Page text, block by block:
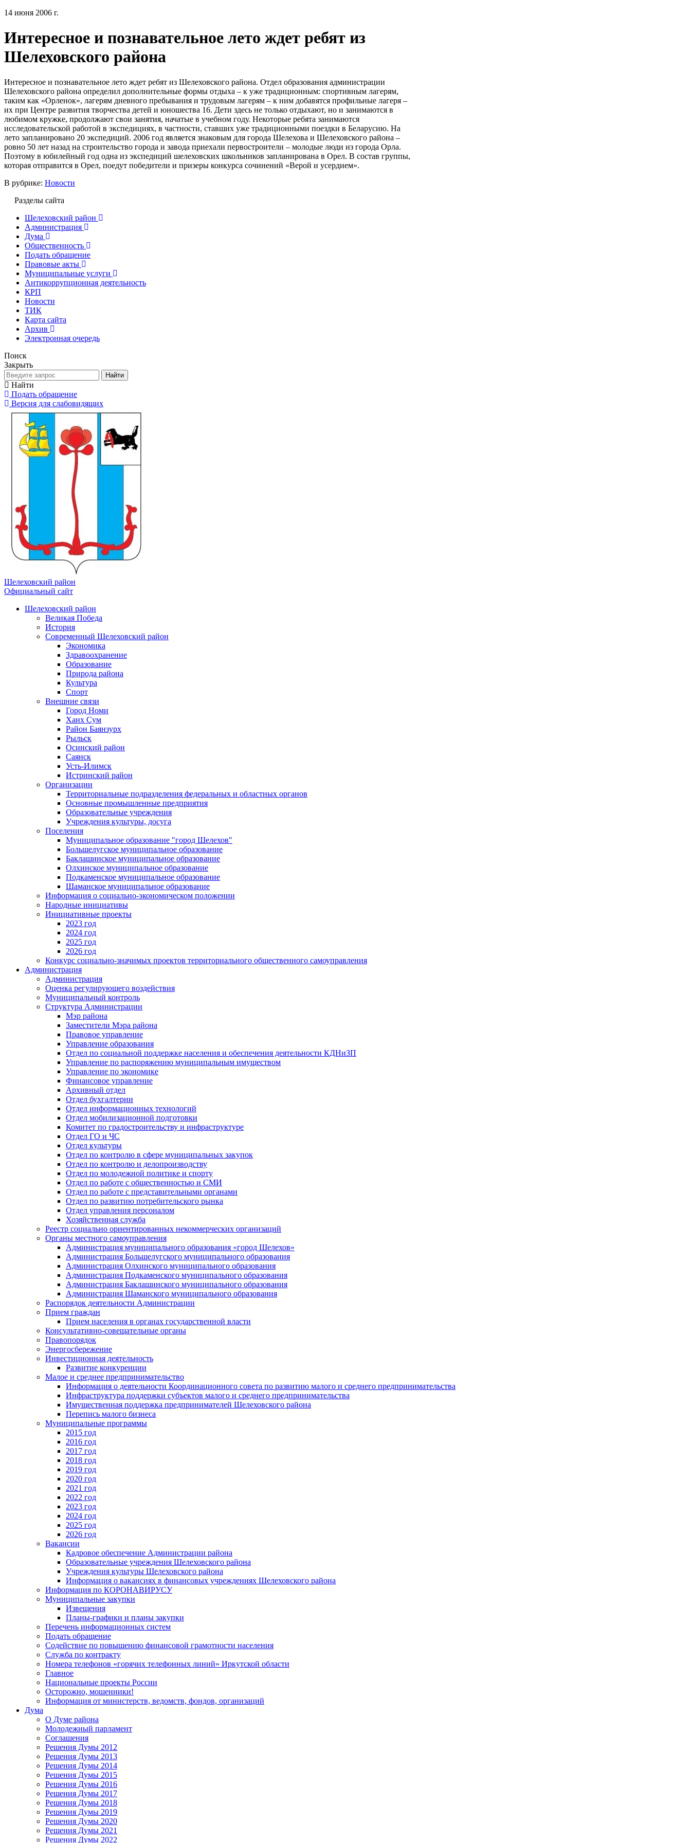
14 июня 2006 г.
Интересное и познавательное лето ждет ребят из
Шелеховского района
Интересное и познавательное лето ждет ребят из Шелеховского района. Отдел образования администрации
Шелеховского района определил дополнительные формы отдыха – к уже традиционным: спортивным лагерям,
таким как «Орленок», лагерям дневного пребывания и трудовым лагерям – к ним добавятся профильные лагеря –
их при Центре развития творчества детей и юношества 16. Дети здесь не только отдыхают, но и занимаются в
любимом кружке, продолжают свои занятия, начатые в учебном году. Некоторые ребята занимаются
исследовательской работой в экспедициях, в частности, ставших уже традиционными поездки в Беларусию. На
лето запланировано 20 экспедиций. 2006 год является знаковым для города Шелехова и Шелеховского района –
ровно 50 лет назад на строительство города и завода приехали первостроители – молодые люди из города Орла.
Поэтому в юбилейный год одна из экспедиций шелеховских школьников запланирована в Орел. В состав группы,
которая отправится в Орел, поедут победители и призеры конкурса сочинений «Верой и усердием».
В рубрике: Новости
Разделы сайта
Шелеховский район
Администрация
Дума
Общественность
Подать обращение
Правовые акты
Муниципальные услуги
Антикоррупционная деятельность
КРП
Новости
ТИК
Карта сайта
Архив
Электронная очередь
Поиск
Закрыть
Найти
Найти
Подать обращение
Версия для слабовидящих
Шелеховский район
Официальный сайт
Шелеховский район
Великая Победа
История
Современный Шелеховский район
Экономика
Здравоохранение
Образование
Природа района
Культура
Спорт
Внешние связи
Город Номи
Ханх Сум
Район Баянзурх
Рыльск
Осинский район
Саянск
Усть-Илимск
Истринский район
Организации
Территориальные подразделения федеральных и областных органов
Основные промышленные предприятия
Образовательные учреждения
Учреждения культуры, досуга
Поселения
Муниципальное образование "город Шелехов"
Большелугское муниципальное образование
Баклашинское муниципальное образование
Олхинское муниципальное образование
Подкаменское муниципальное образование
Шаманское муниципальное образование
Информация о социально-экономическом положении
Народные инициативы
Инициативные проекты
2023 год
2024 год
2025 год
2026 год
Конкурс социально-значимых проектов территориального общественного самоуправления
Администрация
Администрация
Оценка регулирующего воздействия
Муниципальный контроль
Структура Администрации
Мэр района
Заместители Мэра района
Правовое управление
Управление образования
Отдел по социальной поддержке населения и обеспечения деятельности КДНиЗП
Управление по распоряжению муниципальным имуществом
Управление по экономике
Финансовое управление
Архивный отдел
Отдел бухгалтерии
Отдел информационных технологий
Отдел мобилизационной подготовки
Комитет по градостроительству и инфраструктуре
Отдел ГО и ЧС
Отдел культуры
Отдел по контролю в сфере муниципальных закупок
Отдел по контролю и делопроизводству
Отдел по молодежной политике и спорту
Отдел по работе с общественностью и СМИ
Отдел по работе с представительными органами
Отдел по развитию потребительского рынка
Отдел управления персоналом
Хозяйственная служба
Реестр социально ориентированных некоммерческих организаций
Органы местного самоуправления
Администрация муниципального образования «город Шелехов»
Администрация Большелугского муниципального образования
Администрация Олхинского муниципального образования
Администрация Подкаменского муниципального образования
Администрация Баклашинского муниципального образования
Администрация Шаманского муниципального образования
Распорядок деятельности Администрации
Прием граждан
Прием населения в органах государственной власти
Консультативно-совещательные органы
Правопорядок
Энергосбережение
Инвестиционная деятельность
Развитие конкуренции
Малое и среднее предпринимательство
Информация о деятельности Координационного совета по развитию малого и среднего предпринимательства
Инфраструктура поддержки субъектов малого и среднего предпринимательства
Имущественная поддержка предпринимателей Шелеховского района
Перепись малого бизнеса
Муниципальные программы
2015 год
2016 год
2017 год
2018 год
2019 год
2020 год
2021 год
2022 год
2023 год
2024 год
2025 год
2026 год
Вакансии
Кадровое обеспечение Администрации района
Образовательные учреждения Шелеховского района
Учреждения культуры Шелеховского района
Информация о вакансиях в финансовых учреждениях Шелеховского района
Информация по КОРОНАВИРУСУ
Муниципальные закупки
Извещения
Планы-графики и планы закупки
Перечень информационных систем
Подать обращение
Содействие по повышению финансовой грамотности населения
Служба по контракту
Номера телефонов «горячих телефонных линий» Иркутской области
Главное
Национальные проекты России
Осторожно, мошенники!
Информация от министерств, ведомств, фондов, организаций
Дума
О Думе района
Молодежный парламент
Соглашения
Решения Думы 2012
Решения Думы 2013
Решения Думы 2014
Решения Думы 2015
Решения Думы 2016
Решения Думы 2017
Решения Думы 2018
Решения Думы 2019
Решения Думы 2020
Решения Думы 2021
Решения Думы 2022